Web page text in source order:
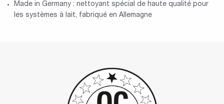
Made in Germany : nettoyant spécial de haute qualité pour
les systèmes à lait, fabriqué en Allemagne